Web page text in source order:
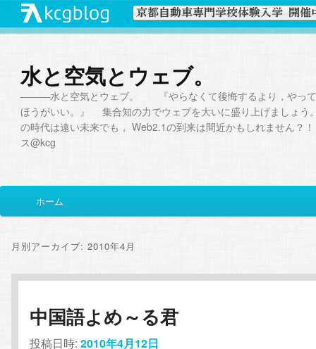
水と空気とウェブ。
―――水と空気とウェブ。 『やらなくて後悔するより，やっ
ほうがいい。』 集合知の力でウェブを大いに盛り上げましょう
の時代は遠い未来でも， Web2.1の到来は間近かもしれません？
ス@kcg
イ
メ
ン
コ
ン
サ
コ
ン
テ
ホーム
月別アーカイブ:2010年4月
中国語よめ～る君
投稿日時:2010年4月12日